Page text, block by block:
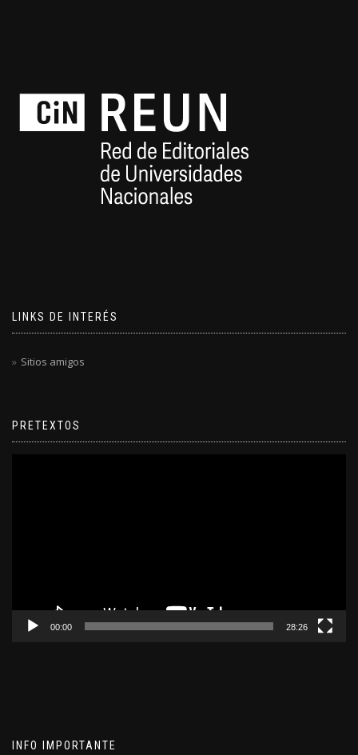
LINKS DE INTERÉS
Sitios amigos
PRETEXTOS
00:00 28:26
INFO IMPORTANTE